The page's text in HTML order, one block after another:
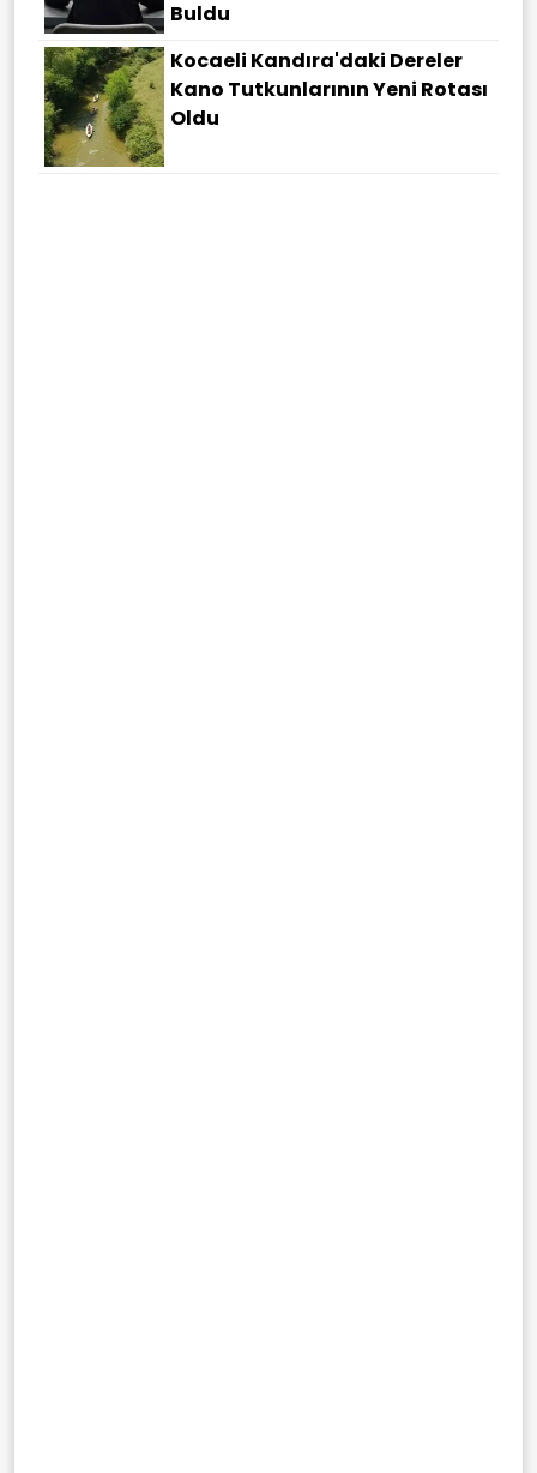
Buldu
Kocaeli Kandıra'daki Dereler
Kano Tutkunlarının Yeni Rotası
Oldu